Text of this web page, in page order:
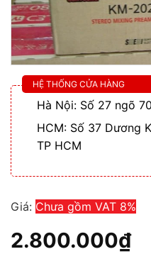
HỆ THỐNG CỬA HÀNG
Hà Nội: Số 27 ngõ
HCM: Số 37 Dương
TP HCM
Giá: Chưa gồm VAT 8%
2.800.000₫